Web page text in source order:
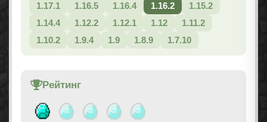
1.17.1
1.16.5 1.16.4 1.16.2
1.15.2
1.14.4
1.12.2 1.12.1 1.12
1.11.2
1.10.2
1.9.4 1.9 1.8.9 1.7.10
Рейтинг